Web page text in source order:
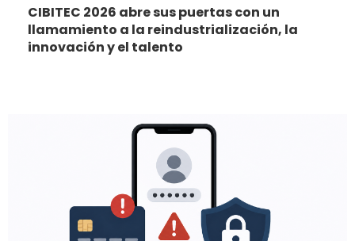
CIBITEC 2026 abre sus puertas con un
llamamiento a la reindustrialización, la
innovación y el talento